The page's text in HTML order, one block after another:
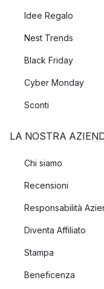
Idee Regalo
Nest Trends
Black Friday
Cyber Monday
Sconti
LA NOSTRA
Chi siamo
Recensioni
Responsabilità
Diventa Affiliato
Stampa
Beneficenza